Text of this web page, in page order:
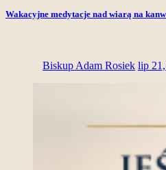
Wakacyjne medytacje nad wiarą na
Biskup Adam Rosiek lip